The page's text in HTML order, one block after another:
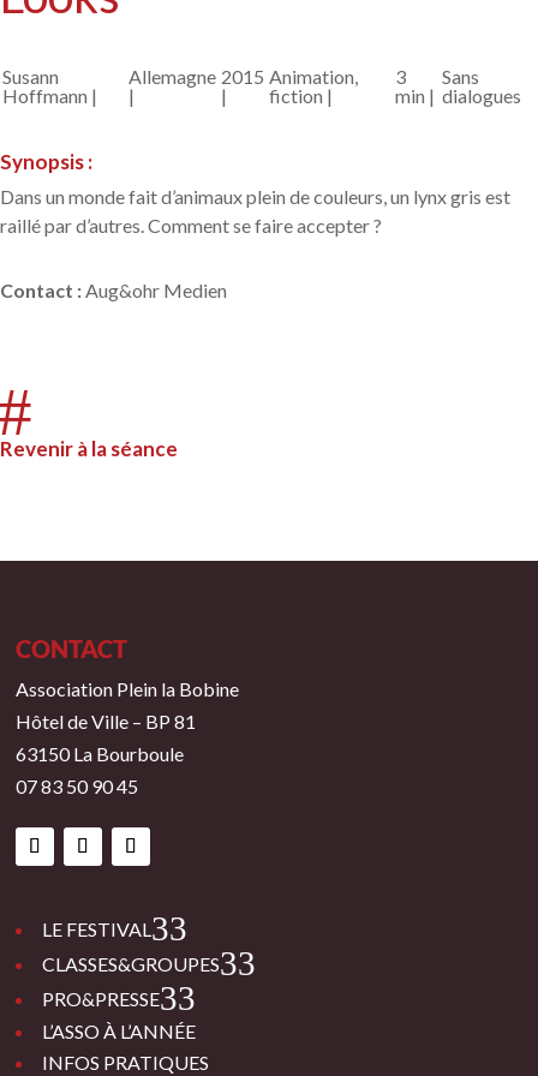
Susann
Hoffmann |
Allemagne
|
2015
|
Animation,
fiction |
3
min |
Sans
dialogues
Synopsis :
Dans un monde fait d’animaux plein de couleurs, un lynx gris est
raillé par d’autres. Comment se faire accepter ?
Contact :Aug&ohr Medien
Revenir à la séance
CONTACT
Association Plein la Bobine
Hôtel de Ville – BP 81
63150 La Bourboule
07 83 50 90 45
LE FESTIVAL 3
CLASSES&GROUPES 3
PRO&PRESSE 3
L’ASSO À L’ANNÉE
INFOS PRATIQUES